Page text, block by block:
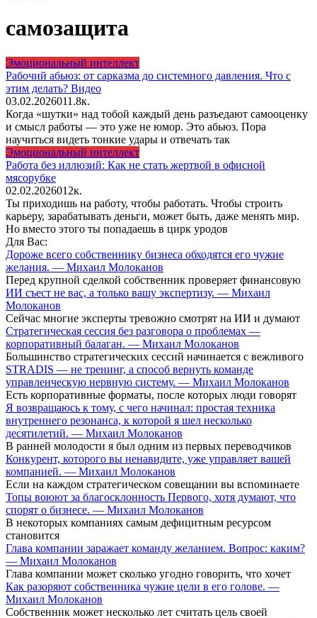
самозащита
Эмоциональный интеллект
Рабочий абьюз: от сарказма до системного давления. Что с
этим делать? Видео
03.02.2026011.8к.
Когда «шутки» над тобой каждый день разъедают самооценку
и смысл работы — это уже не юмор. Это абьюз. Пора
научиться видеть тонкие удары и отвечать так
Эмоциональный интеллект
Работа без иллюзий: Как не стать жертвой в офисной
мясорубке
02.02.2026012к.
Ты приходишь на работу, чтобы работать. Чтобы строить
карьеру, зарабатывать деньги, может быть, даже менять мир.
Но вместо этого ты попадаешь в цирк уродов
Для Вас:
Дороже всего собственнику бизнеса обходятся его чужие
желания. — Михаил Молоканов
Перед крупной сделкой собственник проверяет финансовую
ИИ съест не вас, а только вашу экспертизу. — Михаил
Молоканов
Сейчас многие эксперты тревожно смотрят на ИИ и думают
Стратегическая сессия без разговора о проблемах —
корпоративный балаган. — Михаил Молоканов
Большинство стратегических сессий начинается с вежливого
STRADIS — не тренинг, а способ вернуть команде
управленческую нервную систему. — Михаил Молоканов
Есть корпоративные форматы, после которых люди говорят
Я возвращаюсь к тому, с чего начинал: простая техника
внутреннего резонанса, к которой я шел несколько
десятилетий. — Михаил Молоканов
В ранней молодости я был одним из первых переводчиков
Конкурент, которого вы ненавидите, уже управляет вашей
компанией. — Михаил Молоканов
Если на каждом стратегическом совещании вы вспоминаете
Топы воюют за благосклонность Первого, хотя думают, что
спорят о бизнесе. — Михаил Молоканов
В некоторых компаниях самым дефицитным ресурсом
становится
Глава компании заражает команду желанием. Вопрос: каким?
— Михаил Молоканов
Глава компании может сколько угодно говорить, что хочет
Как разоряют собственника чужие цели в его голове. —
Михаил Молоканов
Собственник может несколько лет считать цель своей